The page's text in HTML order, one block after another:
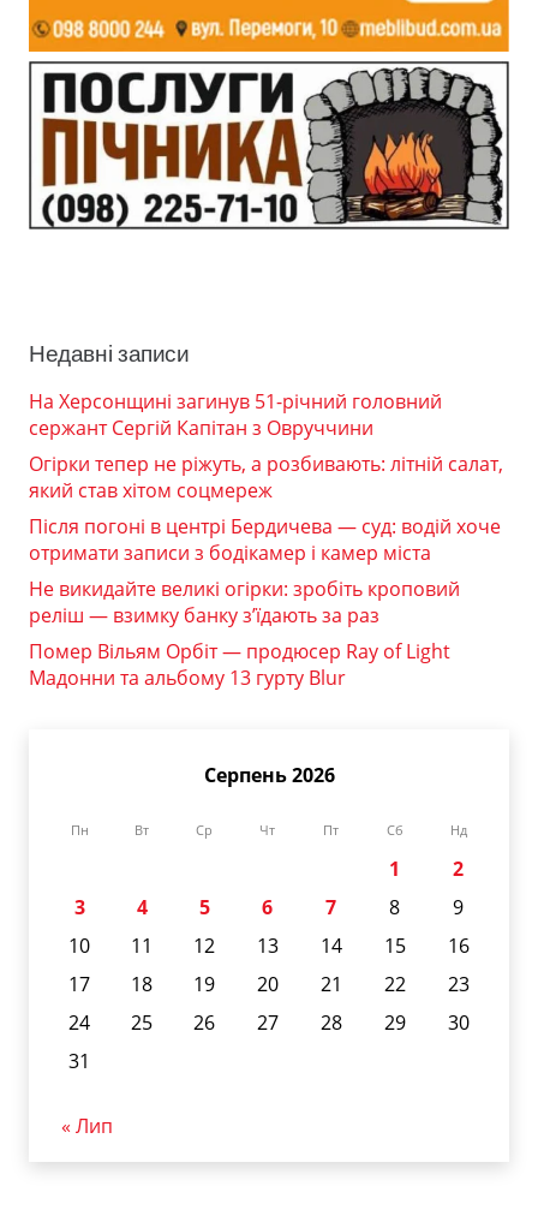
Недавні записи
На Херсонщині загинув 51-річний головний
сержант Сергій Капітан з Овруччини
Огірки тепер не ріжуть, а розбивають: літній салат,
який став хітом соцмереж
Після погоні в центрі Бердичева — суд: водій хоче
отримати записи з бодікамер і камер міста
Не викидайте великі огірки: зробіть кроповий
реліш — взимку банку з’їдають за раз
Помер Вільям Орбіт — продюсер Ray of Light
Мадонни та альбому 13 гурту Blur
Серпень 2026
Пн Вт Ср Чт Пт Сб Нд
1
2
3
4 5 6 7 8
9
10
11 12 13 14 15
16
17
18 19 20 21 22
23
24
25 26 27 28 29
30
31
« Лип